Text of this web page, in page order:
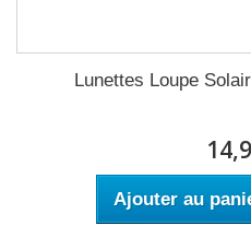
Lunettes Loupe
Ajouter au